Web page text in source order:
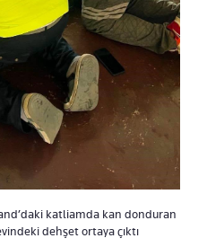
katliamda kan donduran
dehşet ortaya çıktı